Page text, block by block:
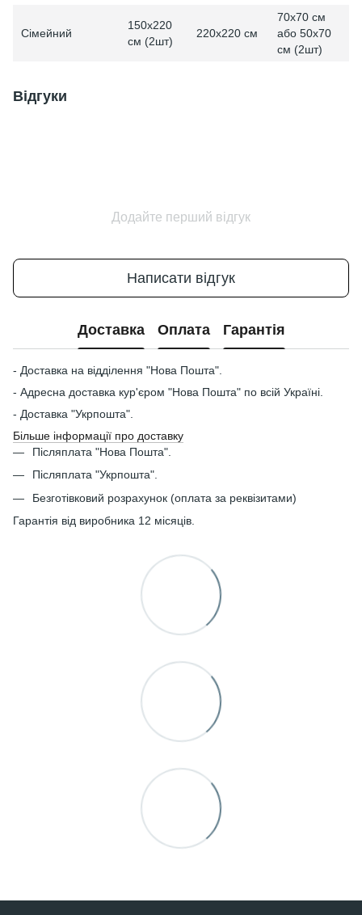
Сімейний
150x220
см (2шт)
220x220 см
70x70 см
або 50x70
см (2шт)
Відгуки
Додайте перший відгук
Написати відгук
Доставка Оплата Гарантія
- Доставка на відділення "Нова Пошта".
- Адресна доставка кур'єром "Нова Пошта" по всій Україні.
- Доставка "Укрпошта".
Більше інформації про доставку
Післяплата "Нова Пошта".
Післяплата "Укрпошта".
Безготівковий розрахунок (оплата за реквізитами)
Гарантія від виробника 12 місяців.